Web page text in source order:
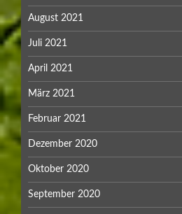
August 2021
Juli 2021
April 2021
März 2021
Februar 2021
Dezember 2020
Oktober 2020
September 2020